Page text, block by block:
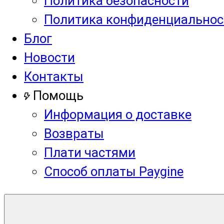
Политика
Блог
Новости
Контакты
Помощь
Информация о доставке
Возвраты
Плати частями
Способ оплаты Paygine